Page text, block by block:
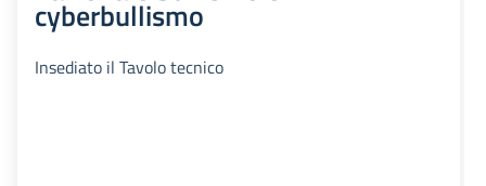
cyberbullismo
Insediato il Tavolo tecnico